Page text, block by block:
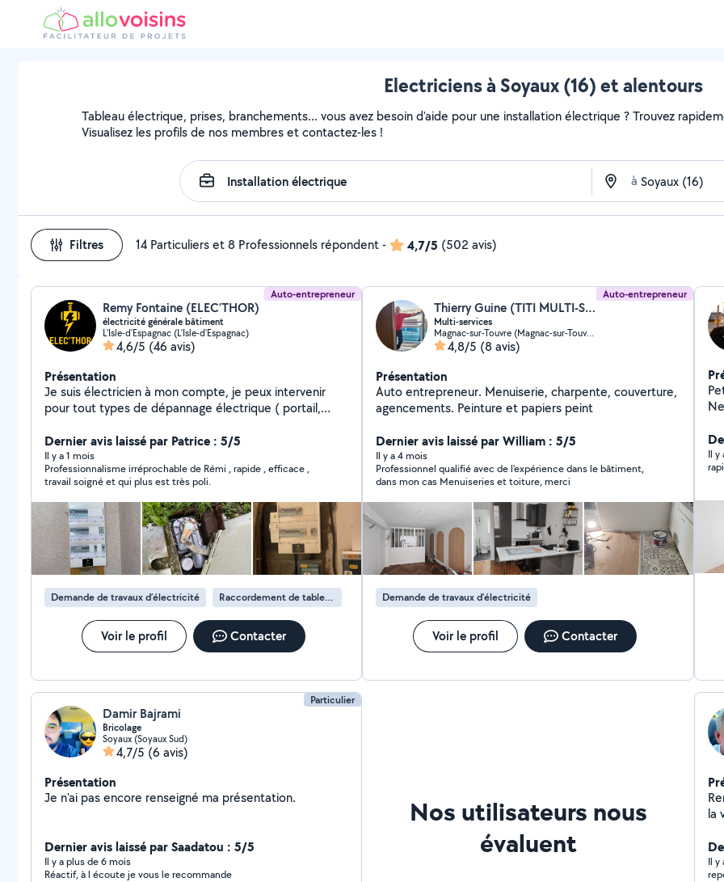
Electriciens à Soyaux (16) et alentours
Tableau électrique, prises, branchements... vous avez besoin d'aide pour une installation électrique ? Trouvez
Visualisez les profils de nos membres et contactez-les !
à
Filtres 14 Particuliers et 8 Professionnels répondent- 4,7/5 (502 avis)
Auto-entrepreneur
Remy Fontaine (ELEC’THOR)
électricité générale bâtiment
L'Isle-d'Espagnac (L'Isle-d'Espagnac)
4,6/5 (46 avis)
Présentation
Je suis électricien à mon compte, je peux intervenir
pour tout types de dépannage électrique ( portail,
m'appeler pour un projet de modification ou rénovation
de votre installation électrique, je réalise des devis
gratuitement dans toute la Charente et rapidement !
Au plaisir de vous lire.
Dernier avis laissé par Patrice : 5/5
Il y a 1 mois
Professionnalisme irréprochable de Rémi , rapide , efficace ,
travail soigné et qui plus est très poli.
Demande de travaux d’électricité Raccordement de tableau électrique
Voir le profil Contacter
Auto-entrepreneur
Thierry Guine (TITI MULTI-SERVICE)
Multi-services
Magnac-sur-Touvre (Magnac-sur-Touvre)
4,8/5 (8 avis)
Présentation
Auto entrepreneur. Menuiserie, charpente, couverture,
agencements. Peinture et papiers peint
Dernier avis laissé par William : 5/5
Il y a 4 mois
Professionnel qualifié avec de l'expérience dans le bâtiment,
dans mon cas Menuiseries et toiture, merci
Demande de travaux d’électricité
Voir le profil Contacter
Il y
Particulier
Damir Bajrami
Bricolage
Soyaux (Soyaux Sud)
4,7/5 (6 avis)
Présentation
Je n'ai pas encore renseigné ma présentation.
Dernier avis laissé par Saadatou : 5/5
Il y a plus de 6 mois
Réactif, à l écoute je vous le recommande
Nos utilisateurs nous
évaluent
la
Il y